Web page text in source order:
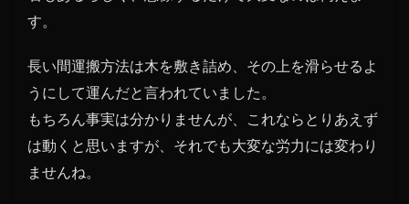
す。
長い間運搬方法は木を敷き詰め、その上を滑らせるよ
うにして運んだと言われていました。
もちろん事実は分かりませんが、これならとりあえず
は動くと思いますが、それでも大変な労力には変わり
ませんね。